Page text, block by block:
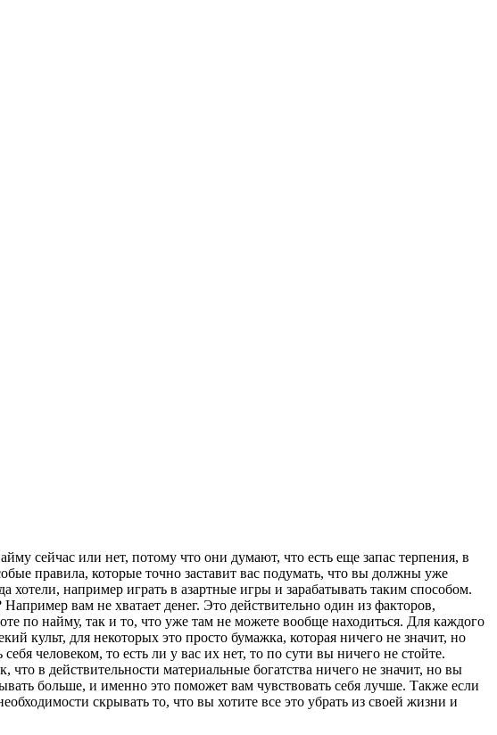
сейчас или нет, потому что они думают, что есть еще запас терпения, в
правила, которые точно заставит вас подумать, что вы должны уже
хотели, например играть в азартные игры и зарабатывать таким способом.
вам не хватает денег. Это действительно один из факторов,
по найму, так и то, что уже там не можете вообще находиться. Для каждого
культ, для некоторых это просто бумажка, которая ничего не значит, но
человеком, то есть ли у вас их нет, то по сути вы ничего не стойте.
что в действительности материальные богатства ничего не значит, но вы
больше, и именно это поможет вам чувствовать себя лучше. Также если
скрывать то, что вы хотите все это убрать из своей жизни и